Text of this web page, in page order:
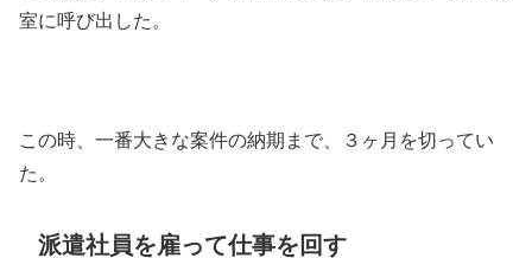
室に呼び出した。
この時、一番大きな案件の納期まで、３ヶ月を切ってい
た。
派遣社員を雇って仕事を回す